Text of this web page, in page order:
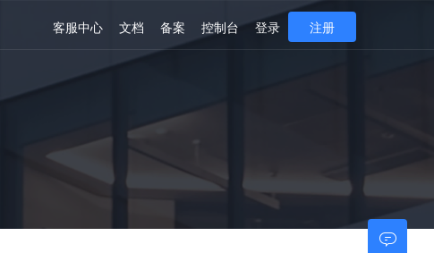
客服中心 文档 备案 控制台 登录 注册